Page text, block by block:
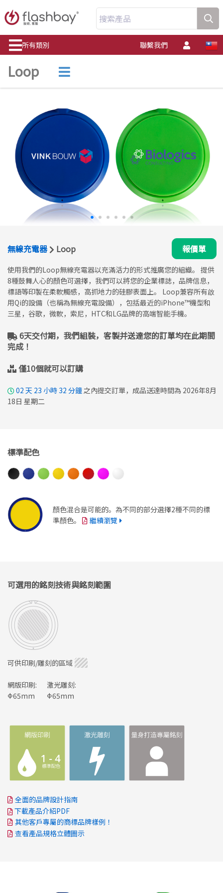
搜索產品
所有類別 聯繫我們
Loop
無線充電器 Loop 報價單
使用我們的Loop無線充電器以充滿活力的形式推廣您的組織。 提供
8種鼓舞人心的顏色可選擇，我們可以將您的企業標誌，品牌信息，
標語等印製在柔軟觸感，高抓地力的硅膠表面上。 Loop兼容所有啟
用Qi的設備（也稱為無線充電設備），包括最近的iPhone™機型和
三星，谷歌，微軟，索尼，HTC和LG品牌的高端智能手機。
6天交付期，我們組裝，客製并送達您的訂單均在此期間
完成！
僅10個就可以訂購
02 天 23 小時32 分鐘 之內提交訂單，成品送達時間為 2026年8月
18日 星期二
標準配色
顏色混合是可能的。為不同的部分選擇2種不同的標
準顏色。
繼續瀏覽
可選用的銘刻技術與銘刻範圍
可供印刷/雕刻的區域
網版印刷:
Φ65mm
激光雕刻:
Φ65mm
全面的品牌設計指南
下載產品介紹PDF
其他客戶專屬的商標品牌樣例！
查看產品規格立體圖示